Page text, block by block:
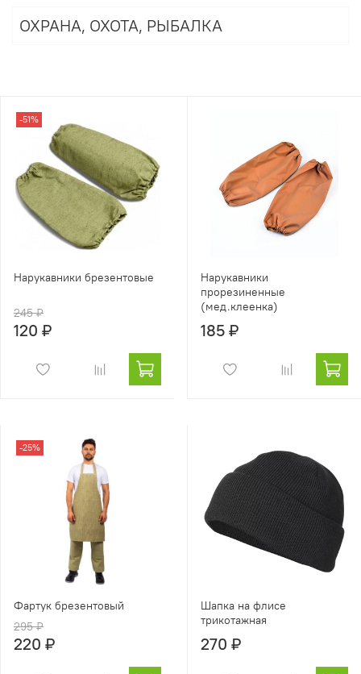
ОХРАНА, ОХОТА, РЫБАЛКА
-51%
Нарукавники брезентовые
245 ₽
120 ₽
Нарукавники
прорезиненные
(мед.клеенка)
185 ₽
-25%
Фартук брезентовый
295 ₽
220 ₽
Шапка на флисе
трикотажная
270 ₽